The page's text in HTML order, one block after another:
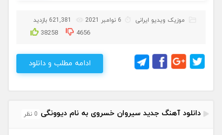
موزیک ویدیو ایرانی 6 نوامبر 2021 621,381 بازدید
38258 4656
ادامه مطلب و دانلود
دانلود آهنگ جدید سیروان خسروی به نام دیوونگی 0 نظر